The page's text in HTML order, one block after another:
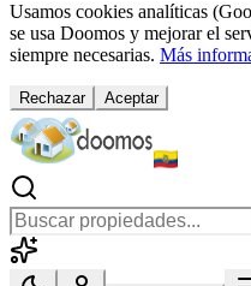
Usamos cookies analíticas
se usa Doomos y mejorar el
siempre necesarias. Más
Rechazar Aceptar